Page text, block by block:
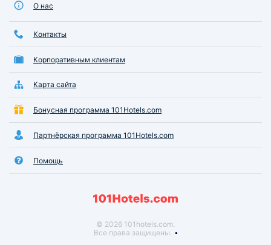
О нас
Контакты
Корпоративным клиентам
Карта сайта
Бонусная программа 101Hotels.com
Партнёрская программа 101Hotels.com
Помощь
© 2026 101hotels.com.
Все права защищены.